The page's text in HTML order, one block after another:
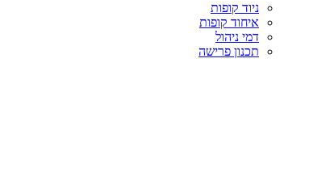
ניוד קופות
איחוד קופות
דמי ניהול
תכנון פרישה